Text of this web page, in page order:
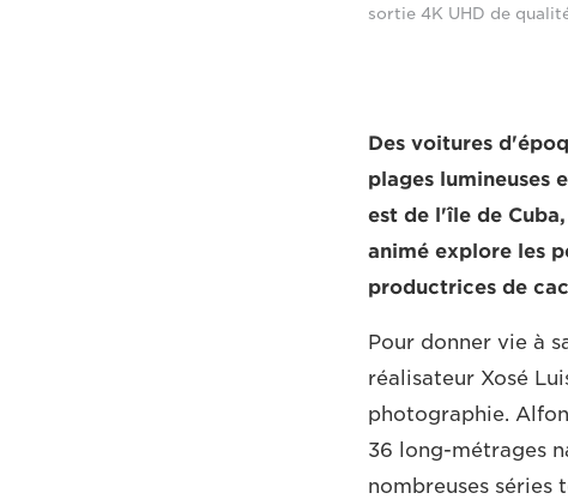
sortie 4K UHD de
Des voitures
plages lumineuses
est de l'île de
animé explore les
productrices de
Pour donner vie à
réalisateur Xosé
photographie.
36 long-métrages
nombreuses séries